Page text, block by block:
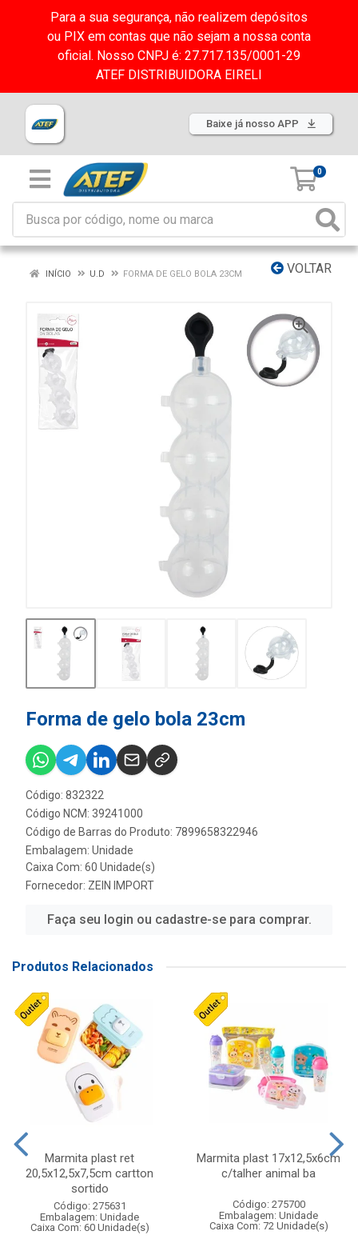
Para a sua segurança, não realizem depósitos
ou PIX em contas que não sejam a nossa conta
oficial. Nosso CNPJ é: 27.717.135/0001-29
ATEF DISTRIBUIDORA EIRELI
Baixe já nosso APP
0
VOLTAR
INÍCIO U.D FORMA DE GELO BOLA 23CM
Forma de gelo bola 23cm
Código: 832322
Código NCM: 39241000
Código de Barras do Produto: 7899658322946
Embalagem: Unidade
Caixa Com: 60 Unidade(s)
Fornecedor: ZEIN IMPORT
Faça seu login ou cadastre-se para comprar.
Produtos Relacionados
Marmita plast ret
20,5x12,5x7,5cm cartton
sortido
Código: 275631
Embalagem: Unidade
Caixa Com: 60 Unidade(s)
Marmita plast 17x12,5x6cm
c/talher animal ba
Código: 275700
Embalagem: Unidade
Caixa Com: 72 Unidade(s)